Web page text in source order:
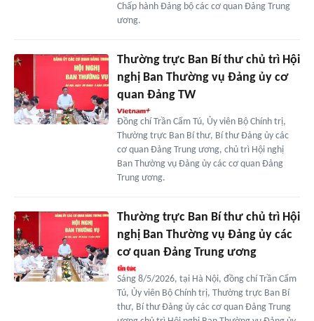
Chấp hành Đảng bộ các cơ quan Đảng Trung
ương.
Thường trực Ban Bí thư chủ trì Hội
nghị Ban Thường vụ Đảng ủy cơ
quan Đảng TW
Đồng chí Trần Cẩm Tú, Ủy viên Bộ Chính trị,
Thường trực Ban Bí thư, Bí thư Đảng ủy các
cơ quan Đảng Trung ương, chủ trì Hội nghị
Ban Thường vụ Đảng ủy các cơ quan Đảng
Trung ương.
Thường trực Ban Bí thư chủ trì Hội
nghị Ban Thường vụ Đảng ủy các
cơ quan Đảng Trung ương
Sáng 8/5/2026, tại Hà Nội, đồng chí Trần Cẩm
Tú, Ủy viên Bộ Chính trị, Thường trực Ban Bí
thư, Bí thư Đảng ủy các cơ quan Đảng Trung